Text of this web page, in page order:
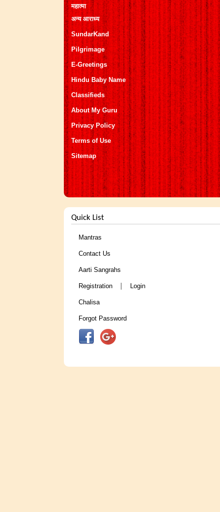
महात्मा
अन्य आराध्य
SundarKand
Pilgrimage
E-Greetings
Hindu Baby Name
Classifieds
About My Guru
Privacy Policy
Terms of Use
Sitemap
Quick List
Mantras
Contact Us
Aarti Sangrahs
Registration | Login
Chalisa
Forgot Password